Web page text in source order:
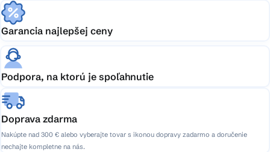
Garancia najlepšej ceny
Podpora, na ktorú je spoľahnutie
Doprava zdarma
Nakúpte nad 300 € alebo vyberajte tovar s ikonou dopravy zadarmo a doručenie
nechajte kompletne na nás.